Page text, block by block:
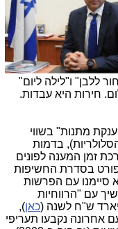
ללבן" ו"לילה ליום"
חירות היא עבדות.
מתנות" בשווי
בדמות
זמן המענה לפונים
3 דקות ל-6 דקות) כמפורט בסדרת החשיפות
סיימנו עם הפרשות
עם "הרווחיות
ש"ח לשנה (כאן),
שפעם אחרונה נקבעו תעריפי